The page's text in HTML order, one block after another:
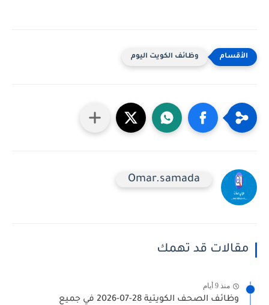
وظائف الكويت اليوم
Omar.samada
مقالات قد تهمك
منذ 9 أيام
وظائف الصحف الكويتية 28-07-2026 في جميع